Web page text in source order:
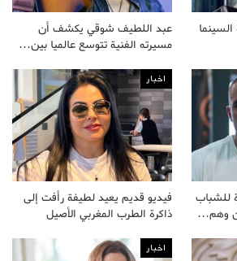
عبد اللطيف شوقي يكشف أن
مسيرته الفنية تتوسع عالميا بين…
للشباب
وهم…
اخبار
فيديو قديم يعيد لطيفة رأفت إلى
ذاكرة الطرب المغربي الأصيل
اخبار